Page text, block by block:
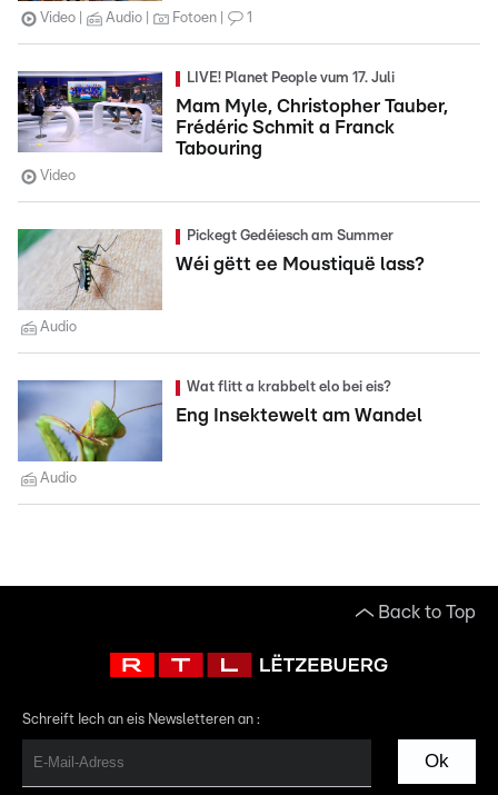
Video Audio Fotoen 1
LIVE! Planet People vum 17. Juli
Mam Myle, Christopher Tauber,
Frédéric Schmit a Franck
Tabouring
Video
Pickegt Gedéiesch am Summer
Wéi gëtt ee Moustiquë lass?
Audio
Wat flitt a krabbelt elo bei eis?
Eng Insektewelt am Wandel
Audio
Back to Top
Schreift Iech an eis Newsletteren an :
Ok